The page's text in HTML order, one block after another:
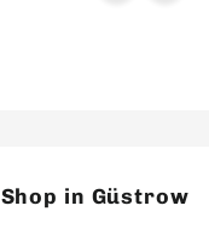
in Güstrow